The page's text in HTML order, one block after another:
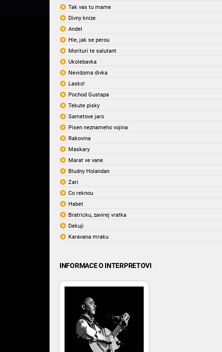
Tak vas tu mame
Divny knize
Andel
Hle, jak se perou
Morituri te salutant
Ukolebavka
Nevidoma divka
Lasko!
Pochod Gustapa
Tekute pisky
Sametove jaro
Pisen neznameho vojina
Rakovina
Maskary
Marat ve vane
Bludny Holandan
Zari
Co reknou
Habet
Bratricku, zavirej vratka
Dekuji
Karavana mraku
INFORMACE O INTERPRETOVI